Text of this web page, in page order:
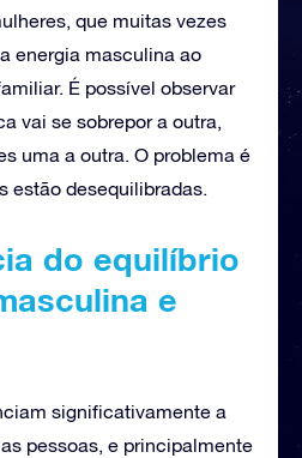
que muitas vezes
energia masculina ao
É possível observar
vai se sobrepor a outra,
uma a outra. O problema é
estão desequilibradas.
do equilíbrio
e
significativamente a
pessoas, e principalmente